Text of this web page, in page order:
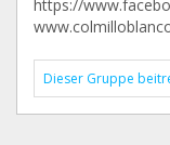
https://
Dieser Gruppe